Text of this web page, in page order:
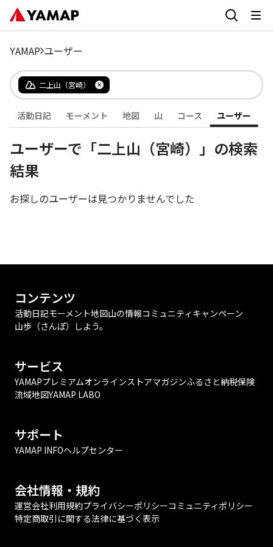
YAMAP ユーザー
二上山（宮崎）
活動日記 モーメント 地図 山 コース ユーザー
ユーザーで「二上山（宮崎）」の検索
結果
お探しのユーザーは見つかりませんでした
コンテンツ
活動日記モーメント地図山の情報コミュニティ キャンペーン
山歩（さんぽ）しよう。
サービス
YAMAPプレミアムオンラインストアマガジンふるさと納税保険
流域地図YAMAP LABO
サポート
YAMAP INFOヘルプセンター
会社情報・規約
運営会社利用規約プライバシーポリシーコミュニティポリシー
特定商取引に関する法律に基づく表示